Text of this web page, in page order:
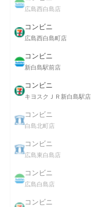
広島西白島店
コンビニ
広島西白島町店
コンビニ
新白島駅前店
コンビニ
キヨスクＪＲ新白島駅店
コンビニ
白島北町店
コンビニ
広島東白島店
コンビニ
広島白島店
コンビニ